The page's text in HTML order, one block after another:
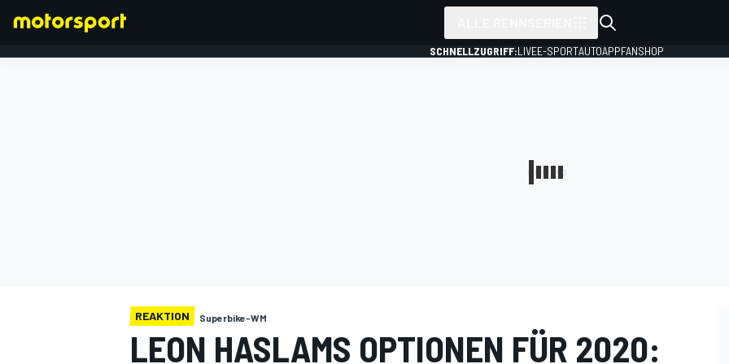
SCHNELLZUGRIFF:LIVEE-SPORTAUTOAPPFANSHOP
REAKTION Superbike-WM
LEON HASLAMS OPTIONEN FÜR 2020: